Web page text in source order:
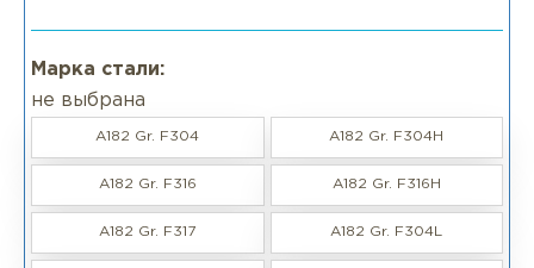
Марка стали:
не выбрана
A182 Gr. F304 A182 Gr. F304H
A182 Gr. F316 A182 Gr. F316H
A182 Gr. F317 A182 Gr. F304L